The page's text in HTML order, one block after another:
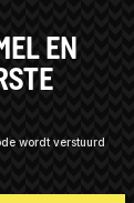
EN
wordt verstuurd